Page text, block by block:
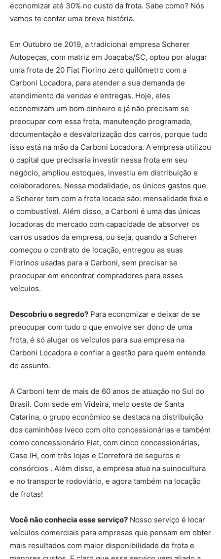
economizar até 30% no custo da frota. Sabe como? Nós
vamos te contar uma breve história.
Em Outubro de 2019, a tradicional empresa Scherer
Autopeças, com matriz em Joaçaba/SC, optou por alugar
uma frota de 20 Fiat Fiorino zero quilômetro com a
Carboni Locadora, para atender a sua demanda de
atendimento de vendas e entregas. Hoje, eles
economizam um bom dinheiro e já não precisam se
preocupar com essa frota, manutenção programada,
documentação e desvalorização dos carros, porque tudo
isso está na mão da Carboni Locadora. A empresa utilizou
o capital que precisaria investir nessa frota em seu
negócio, ampliou estoques, investiu em distribuição e
colaboradores. Nessa modalidade, os únicos gastos que
a Scherer tem com a frota locada são: mensalidade fixa e
o combustível. Além disso, a Carboni é uma das únicas
locadoras do mercado com capacidade de absorver os
carros usados da empresa, ou seja, quando a Scherer
começou o contrato de locação, entregou as suas
Fiorinos usadas para a Carboni, sem precisar se
preocupar em encontrar compradores para esses
veículos.
Descobriu o segredo? Para economizar e deixar de se
preocupar com tudo o que envolve ser dono de uma
frota, é só alugar os veículos para sua empresa na
Carboni Locadora e confiar a gestão para quem entende
do assunto.
A Carboni tem de mais de 60 anos de atuação no Sul do
Brasil. Com sede em Videira, meio oeste de Santa
Catarina, o grupo econômico se destaca na distribuição
dos caminhões Iveco com oito concessionárias e também
como concessionário Fiat, com cinco concessionárias,
Case IH, com três lojas e Corretora de seguros e
consórcios . Além disso, a empresa atua na suinocultura
e no transporte rodoviário, e agora também na locação
de frotas!
Você não conhecia esse serviço? Nosso serviço é locar
veículos comerciais para empresas que pensam em obter
mais resultados com maior disponibilidade de frota e